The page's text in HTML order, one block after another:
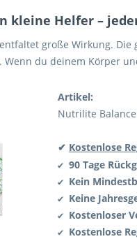
kleine Helfer –
große Wirkung.
Wenn du deinem Körper
Artikel:
Nutrilite
✔ Kostenlose
✔ 90 Tage
✔ Kein
✔ Keine
✔ Kostenloser
✔ Kostenlose